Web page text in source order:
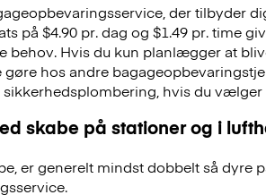
der tilbyder
på $4.90 pr. dag og $1.49 pr. time
behov. Hvis du kun planlægger at
hos andre
hvis du
skabe på stationer og i
er generelt mindst dobbelt så dyre